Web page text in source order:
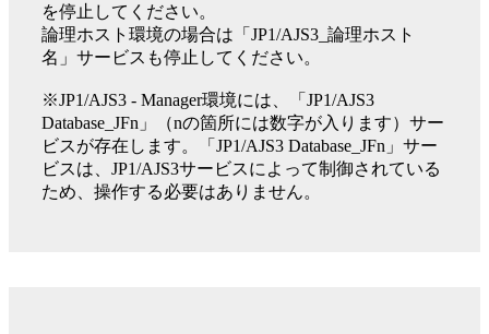
を停止してください。
論理ホスト環境の場合は「JP1/AJS3_論理ホスト
名」サービスも停止してください。
※JP1/AJS3 - Manager環境には、「JP1/AJS3
Database_JFn」（nの箇所には数字が入ります）サー
ビスが存在します。「JP1/AJS3 Database_JFn」サー
ビスは、JP1/AJS3サービスによって制御されている
ため、操作する必要はありません。